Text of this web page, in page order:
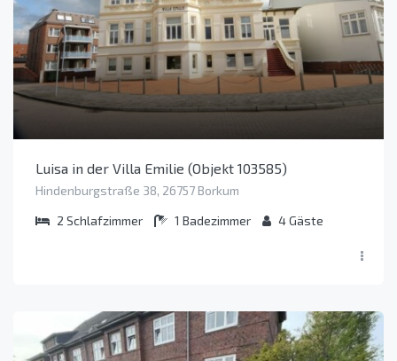
Luisa in der Villa Emilie (Objekt 103585)
Hindenburgstraße 38, 26757 Borkum
2 Schlafzimmer 1 Badezimmer 4Gäste